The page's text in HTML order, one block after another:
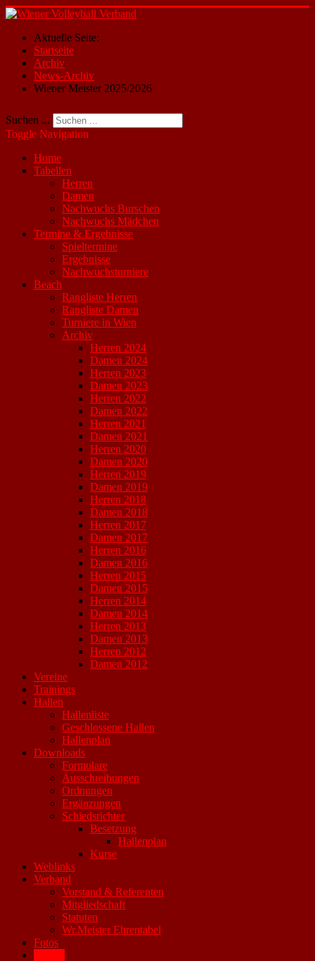
Aktuelle Seite:
Startseite
Archiv
News-Archiv
Wiener Meister 2025/2026
Suchen ...
Toggle Navigation
Home
Tabellen
Herren
Damen
Nachwuchs Burschen
Nachwuchs Mädchen
Termine & Ergebnisse
Spieltermine
Ergebnisse
Nachwuchsturniere
Beach
Rangliste Herren
Rangliste Damen
Turniere in Wien
Archiv
Herren 2024
Damen 2024
Herren 2023
Damen 2023
Herren 2022
Damen 2022
Herren 2021
Damen 2021
Herren 2020
Damen 2020
Herren 2019
Damen 2019
Herren 2018
Damen 2018
Herren 2017
Damen 2017
Herren 2016
Damen 2016
Herren 2015
Damen 2015
Herren 2014
Damen 2014
Herren 2013
Damen 2013
Herren 2012
Damen 2012
Vereine
Trainings
Hallen
Hallenliste
Geschlossene Hallen
Hallenplan
Downloads
Formulare
Ausschreibungen
Ordnungen
Ergänzungen
Schiedsrichter
Besetzung
Hallenplan
Kurse
Weblinks
Verband
Vorstand & Referenten
Mitgliedschaft
Statuten
Wr.Meister Ehrentabel
Fotos